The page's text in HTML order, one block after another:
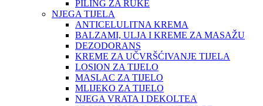
PILING ZA RUKE
NJEGA TIJELA
ANTICELULITNA KREMA
BALZAMI, ULJA I KREME ZA MASAŽU
DEZODORANS
KREME ZA UČVRŠĆIVANJE TIJELA
LOSION ZA TIJELO
MASLAC ZA TIJELO
MLIJEKO ZA TIJELO
NJEGA VRATA I DEKOLTEA